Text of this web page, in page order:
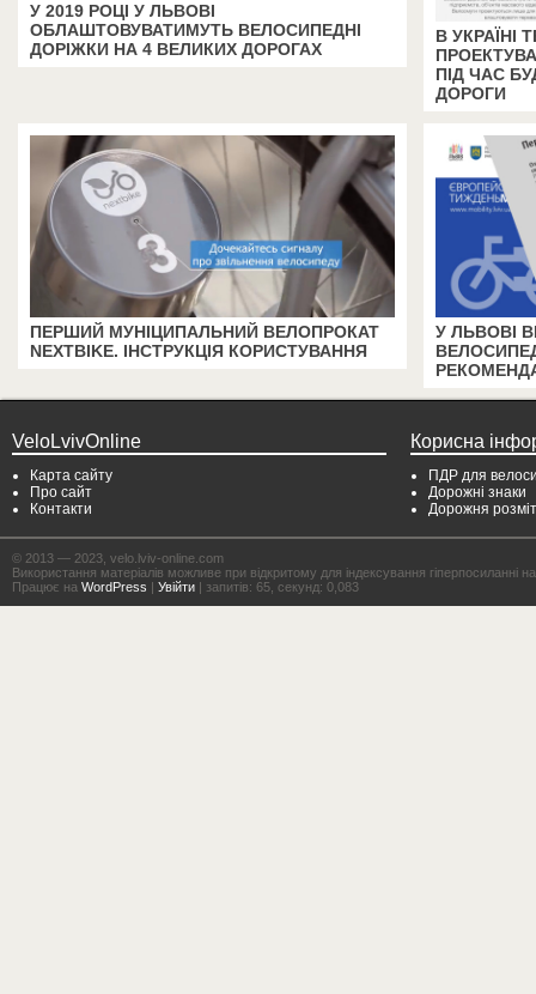
У 2019 РОЦІ У ЛЬВОВІ
ОБЛАШТОВУВАТИМУТЬ ВЕЛОСИПЕДНІ
ДОРІЖКИ НА 4 ВЕЛИКИХ ДОРОГАХ
В УКРАЇНІ
ПІД ЧАС
ДОРОГИ
ПЕРШИЙ МУНІЦИПАЛЬНИЙ ВЕЛОПРОКАТ
NEXTBIKE. ІНСТРУКЦІЯ КОРИСТУВАННЯ
У ЛЬВОВІ
VeloLvivOnline
Карта сайту
Про сайт
Контакти
Корисна
ПДР для
Дорожні знаки
Дорожня
© 2013 — 2023, velo.lviv-online.com
Використання матеріалів можливе при відкритому для індексування гіперпосиланні
Працює на WordPress | Увійти | запитів: 65, секунд: 0,083